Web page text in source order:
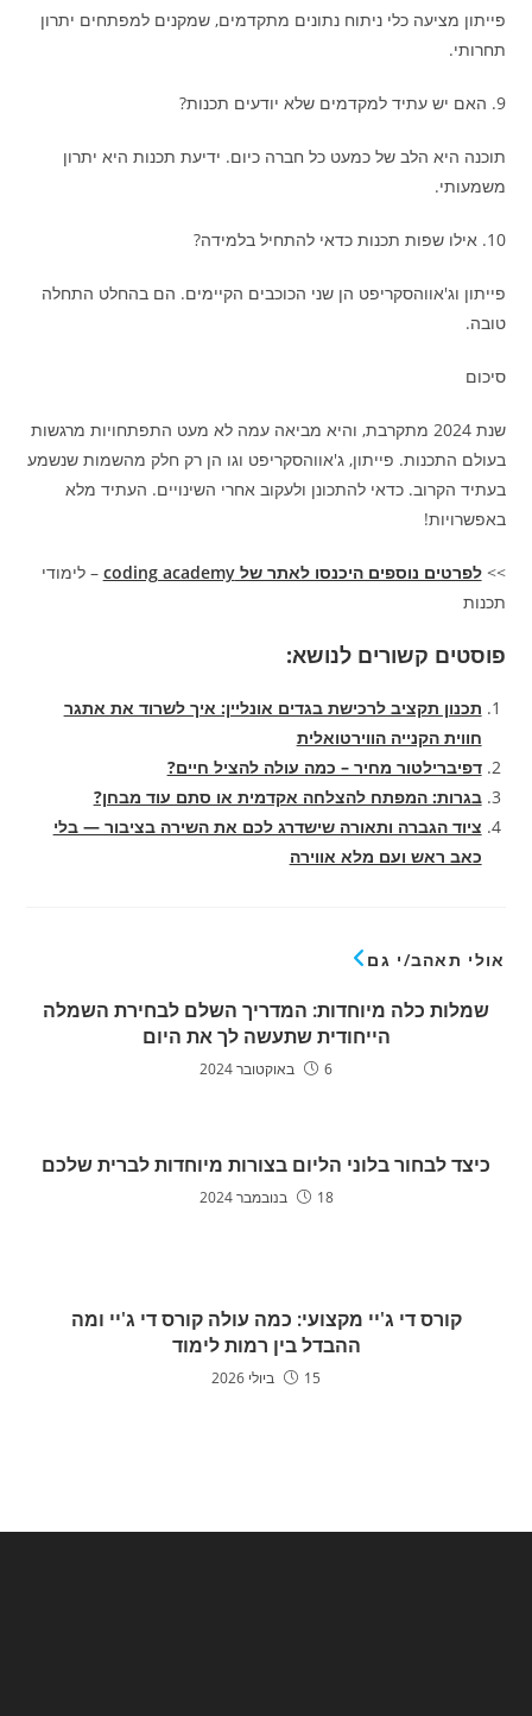
פייתון מציעה כלי ניתוח נתונים מתקדמים, שמקנים למפתחים יתרון
תחרותי.
9. האם יש עתיד למקדמים שלא יודעים תכנות?
תוכנה היא הלב של כמעט כל חברה כיום. ידיעת תכנות היא יתרון
משמעותי.
10. אילו שפות תכנות כדאי להתחיל בלמידה?
פייתון וג'אווהסקריפט הן שני הכוכבים הקיימים. הם בהחלט התחלה
טובה.
סיכום
שנת 2024 מתקרבת, והיא מביאה עמה לא מעט התפתחויות מרגשות
בעולם התכנות. פייתון, ג'אווהסקריפט וגו הן רק חלק מהשמות שנשמע
בעתיד הקרוב. כדאי להתכונן ולעקוב אחרי השינויים. העתיד מלא
באפשרויות!
>>לפרטים נוספים היכנסו לאתר של coding academy
– לימודי
תכנות
פוסטים קשורים לנושא:
תכנון תקציב לרכישת בגדים אונליין: איך לשרוד את אתגר
חווית הקנייה הווירטואלית
דפיברילטור מחיר – כמה עולה להציל חיים?
בגרות: המפתח להצלחה אקדמית או סתם עוד מבחן?
ציוד הגברה ותאורה שישדרג לכם את השירה בציבור — בלי
כאב ראש ועם מלא אווירה
אולי תאהב/י גם
שמלות כלה מיוחדות: המדריך השלם לבחירת השמלה
הייחודית שתעשה לך את היום
6 באוקטובר 2024
כיצד לבחור בלוני הליום בצורות מיוחדות לברית שלכם
18 בנובמבר 2024
קורס די ג'יי מקצועי: כמה עולה קורס די ג'יי ומה
ההבדל בין רמות לימוד
15 ביולי 2026